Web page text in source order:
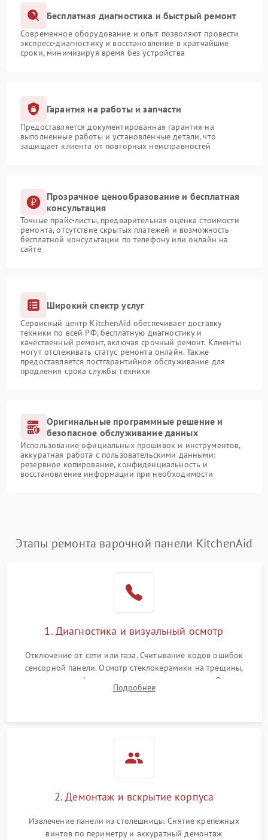
Бесплатная диагностика и быстрый ремонт
Современное оборудование и опыт позволяют провести
экспресс-диагностику и восстановление в кратчайшие
сроки, минимизируя время без устройства
Гарантия на работы и запчасти
Предоставляется документированная гарантия на
выполненные работы и установленные детали, что
защищает клиента от повторных неисправностей
Прозрачное ценообразование и бесплатная
консультация
Точные прайс-листы, предварительная оценка стоимости
ремонта, отсутствие скрытых платежей и возможность
бесплатной консультации по телефону или онлайн на
сайте
Широкий спектр услуг
Сервисный центр KitchenAid обеспечивает доставку
техники по всей РФ, бесплатную диагностику и
качественный ремонт, включая срочный ремонт. Клиенты
могут отслеживать статус ремонта онлайн. Также
предоставляется постгарантийное обслуживание для
продления срока службы техники
Оригинальные программные решение и
безопасное обслуживание данных
Использование официальных прошивок и инструментов,
аккуратная работа с пользовательскими данными:
резервное копирование, конфиденциальность и
восстановление информации при необходимости
Этапы ремонта варочной панели KitchenAid
1. Диагностика и визуальный осмотр
Отключение от сети или газа. Считывание кодов ошибок
сенсорной панели. Осмотр стеклокерамики на трещины,
проверка конфорок на равномерность нагрева. Опрос
клиента о симптомах (не включается, не видит посуду,
Подробнее
2. Демонтаж и вскрытие корпуса
Извлечение панели из столешницы. Снятие крепежных
винтов по периметру и аккуратный демонтаж